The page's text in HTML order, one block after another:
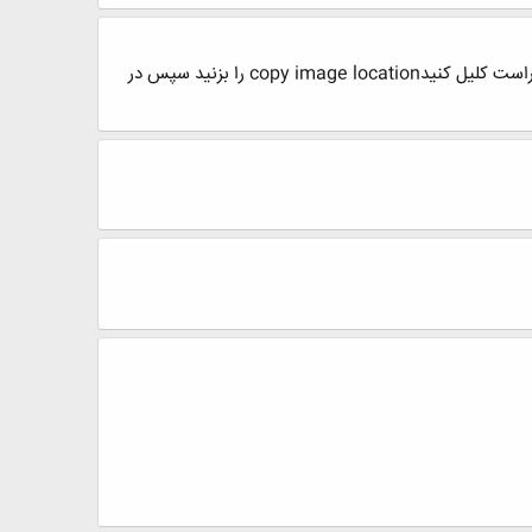
سلام حال شما؟هر کسی رو که میخواهید بگذارید ابتدا کپی کنید بعد روی صفحه دوستتون paste کنید یا اینکه روی عکس راست کلیل کنیدcopy image location را بزنید سپس در